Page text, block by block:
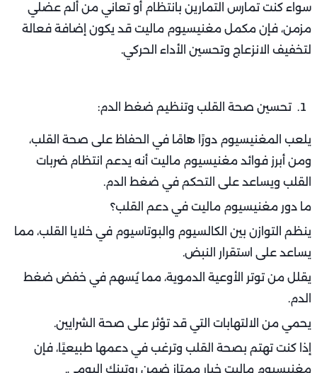
سواء كنت تمارس التمارين بانتظام أو تعاني من ألم عضلي
مزمن، فإن مكمل مغنيسيوم ماليت قد يكون إضافة فعالة
لتخفيف الانزعاج وتحسين الأداء الحركي.
تحسين صحة القلب وتنظيم ضغط الدم:
يلعب المغنيسيوم دورًا هامًا في الحفاظ على صحة القلب،
ومن أبرز فوائد مغنيسيوم ماليت أنه يدعم انتظام ضربات
القلب ويساعد على التحكم في ضغط الدم.
ما دور مغنيسيوم ماليت في دعم القلب؟
ينظم التوازن بين الكالسيوم والبوتاسيوم في خلايا القلب، مما
يساعد على استقرار النبض.
يقلل من توتر الأوعية الدموية، مما يُسهم في خفض ضغط
الدم.
يحمي من الالتهابات التي قد تؤثر على صحة الشرايين.
إذا كنت تهتم بصحة القلب وترغب في دعمها طبيعيًا، فإن
مغنيسيوم ماليت خيار ممتاز ضمن روتينك اليومي.